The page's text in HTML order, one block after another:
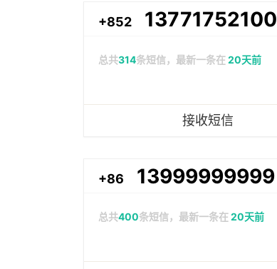
+852 13771752100
总共314条短信，最新一条在20天前
接收短信
+86 13999999999
总共400条短信，最新一条在20天前